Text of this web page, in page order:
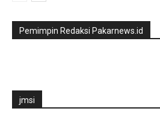
Pemimpin Redaksi Pakarnews.id
jmsi